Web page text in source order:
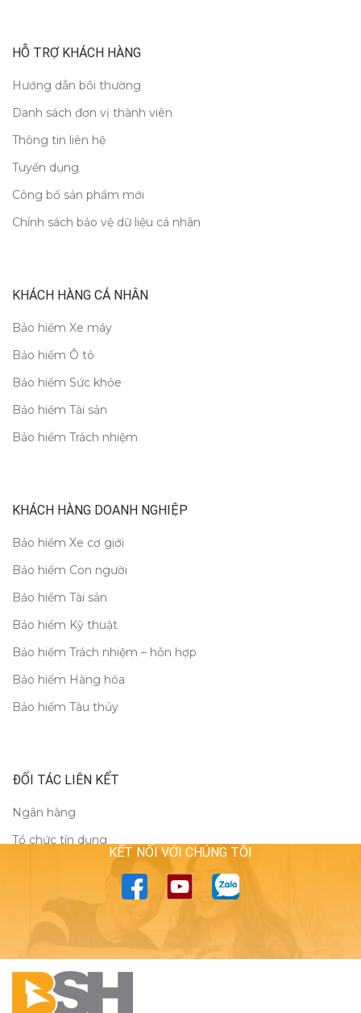
HỖ TRỢ KHÁCH HÀNG
Hướng dẫn bồi thường
Danh sách đơn vị thành viên
Thông tin liên hệ
Tuyển dụng
Công bố sản phẩm mới
Chính sách bảo vệ dữ liệu cá nhân
KHÁCH HÀNG CÁ NHÂN
Bảo hiểm Xe máy
Bảo hiểm Ô tô
Bảo hiểm Sức khỏe
Bảo hiểm Tài sản
Bảo hiểm Trách nhiệm
KHÁCH HÀNG DOANH NGHIỆP
Bảo hiểm Xe cơ giới
Bảo hiểm Con người
Bảo hiểm Tài sản
Bảo hiểm Kỹ thuật
Bảo hiểm Trách nhiệm – hỗn hợp
Bảo hiểm Hàng hóa
Bảo hiểm Tàu thủy
ĐỐI TÁC LIÊN KẾT
Ngân hàng
Tổ chức tín dụng
KẾT NỐI VỚI CHÚNG TÔI